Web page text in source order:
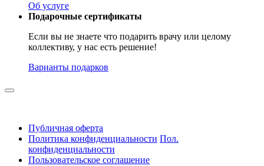
Об услуге
Подарочные сертификаты
Если вы не знаете что подарить врачу или целому
коллективу, у нас есть решение!
Варианты подарков
Публичная оферта
Политика конфиденциальности Пол.
конфиденциальности
Пользовательское соглашение